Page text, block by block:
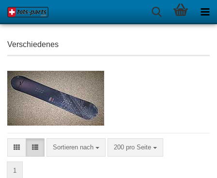
Verschiedenes
Sortieren nach
Sortieren nach 200 pro Seite
pro Seite
1